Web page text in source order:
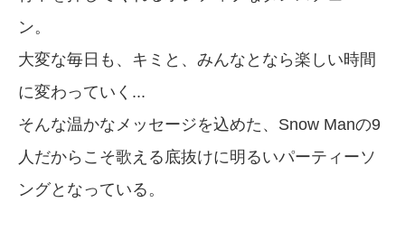
ン。
大変な毎日も、キミと、みんなとなら楽しい時間
に変わっていく...
そんな温かなメッセージを込めた、Snow Manの9
人だからこそ歌える底抜けに明るいパーティーソ
ングとなっている。